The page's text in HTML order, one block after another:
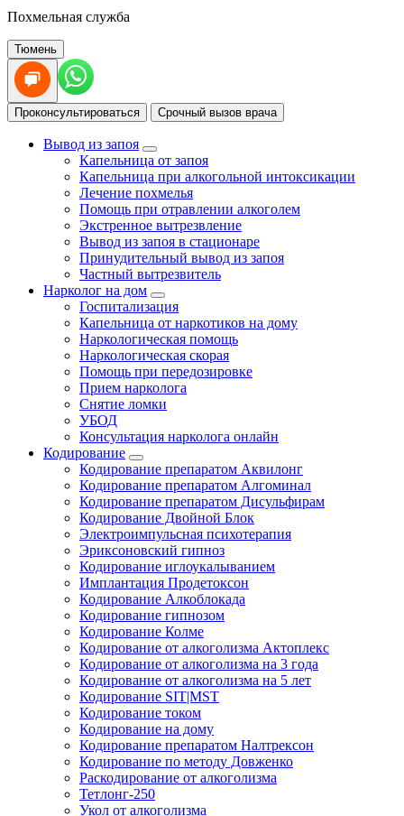
Похмельная служба
Тюмень
Проконсультироваться Срочный вызов врача
Вывод из запоя
Капельница от запоя
Капельница при алкогольной интоксикации
Лечение похмелья
Помощь при отравлении алкоголем
Экстренное вытрезвление
Вывод из запоя в стационаре
Принудительный вывод из запоя
Частный вытрезвитель
Нарколог на дом
Госпитализация
Капельница от наркотиков на дому
Наркологическая помощь
Наркологическая скорая
Помощь при передозировке
Прием нарколога
Снятие ломки
УБОД
Консультация нарколога онлайн
Кодирование
Кодирование препаратом Аквилонг
Кодирование препаратом Алгоминал
Кодирование препаратом Дисульфирам
Кодирование Двойной Блок
Электроимпульсная психотерапия
Эриксоновский гипноз
Кодирование иглоукалыванием
Имплантация Продетоксон
Кодирование Алкоблокада
Кодирование гипнозом
Кодирование Колме
Кодирование от алкоголизма Актоплекс
Кодирование от алкоголизма на 3 года
Кодирование от алкоголизма на 5 лет
Кодирование SIT|MST
Кодирование током
Кодирование на дому
Кодирование препаратом Налтрексон
Кодирование по методу Довженко
Раскодирование от алкоголизма
Тетлонг-250
Укол от алкоголизма